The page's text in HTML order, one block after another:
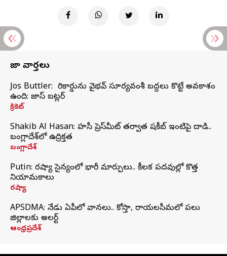
తాజా వార్తలు
Jos Buttler: నా రికార్డును వైభవ్ సూర్యవంశీ బద్దలు కొట్టే అవకాశం
ఉంది: జాస్ బట్లర్
క్రికెట్
Shakib Al Hasan: హసీనా ప్రెస్‌మీట్‌ తర్వాత షకీబ్‌ ఇంటిపై దాడి..
బంగ్లాదేశ్‌లో ఉద్రిక్తత
బంగ్లాదేశ్
Putin: రష్యా సైన్యంలో భారీ మార్పులు.. కీలక పదవుల్లో కొత్త
నియామకాలు
రష్యా
APSDMA: నేడు ఏపీలో వానలు.. కోస్తా, రాయలసీమలో పలు
జిల్లాలకు అలర్ట్
ఆంధ్రప్రదేశ్